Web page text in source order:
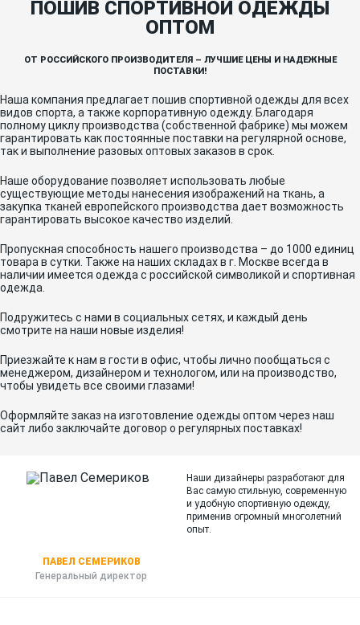
ПОШИВ СПОРТИВНОЙ ОДЕЖДЫ
ОПТОМ
ОТ РОССИЙСКОГО ПРОИЗВОДИТЕЛЯ – ЛУЧШИЕ ЦЕНЫ И НАДЕЖНЫЕ
ПОСТАВКИ!
Наша компания предлагает пошив спортивной одежды для всех
видов спорта, а также корпоративную одежду. Благодаря
полному циклу производства (собственной фабрике) мы можем
гарантировать как постоянные поставки на регулярной основе,
так и выполнение разовых оптовых заказов в срок.
Наше оборудование позволяет использовать любые
существующие методы нанесения изображений на ткань, а
закупка тканей европейского производства дает возможность
гарантировать высокое качество изделий.
Пропускная способность нашего производства – до 1000 единиц
товара в сутки. Также на наших складах в г. Москве всегда в
наличии имеется одежда с российской символикой и спортивная
одежда.
Подружитесь с нами в социальных сетях, и каждый день
смотрите на наши новые изделия!
Приезжайте к нам в гости в офис, чтобы лично пообщаться с
менеджером, дизайнером и технологом, или на производство,
чтобы увидеть все своими глазами!
Оформляйте заказ на изготовление одежды оптом через наш
сайт либо заключайте договор о регулярных поставках!
ПАВЕЛ СЕМЕРИКОВ
Генеральный директор
Наши дизайнеры разработают для
Вас самую стильную, современную
и удобную спортивную одежду,
применив огромный многолетний
опыт.